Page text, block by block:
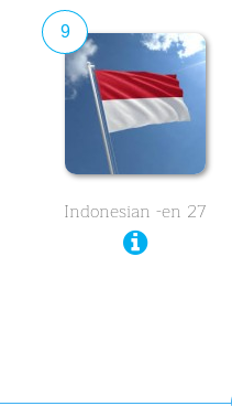
9
Indonesian -en 27